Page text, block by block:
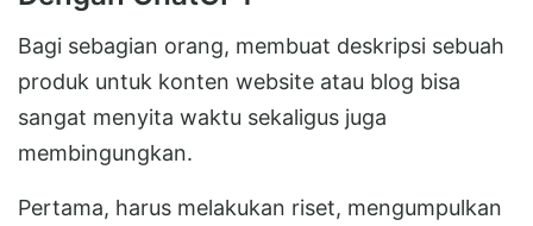
Bagi sebagian orang, membuat deskripsi sebuah
produk untuk konten website atau blog bisa
sangat menyita waktu sekaligus juga
membingungkan.
Pertama, harus melakukan riset, mengumpulkan